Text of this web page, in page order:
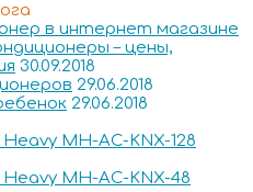
в интернет магазине
– цены,
30.09.2018
29.06.2018
29.06.2018
MH-AC-KNX-128
MH-AC-KNX-48